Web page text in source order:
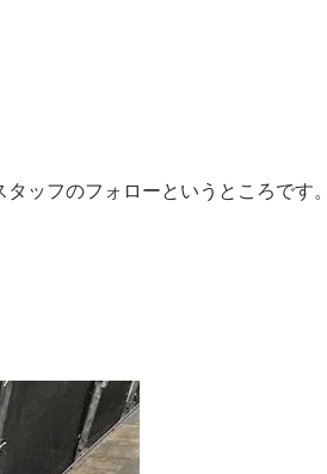
ッフのフォローというところです。